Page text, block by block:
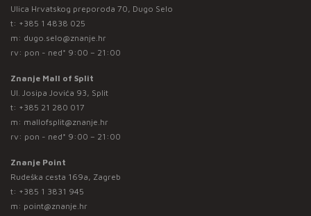
Ulica Hrvatskog preporoda 70, Dugo Selo
t: +385 1 4838 025
m: dugo.selo@znanje.hr
rv: pon - ned* 9:00 – 21:00
Znanje Mall of Split
Ul. Josipa Jovića 93, Split
t: +385 21 280 017
m: mallofsplit@znanje.hr
rv: pon - ned* 9:00 – 21:00
Znanje Point
Rudeška cesta 169a, Zagreb
t: +385 1 3831 945
m: point@znanje.hr